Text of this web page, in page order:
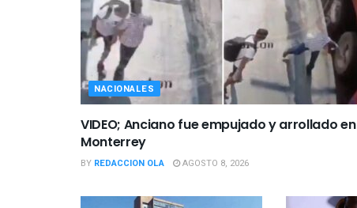
NACIONALES
VIDEO; Anciano fue empujado y arrollado en
Monterrey
BYREDACCION OLA AGOSTO 8, 2026